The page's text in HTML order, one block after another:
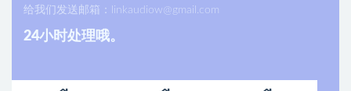
给我们发送邮箱： linkaudiow@gmail.com
24小时处理哦。